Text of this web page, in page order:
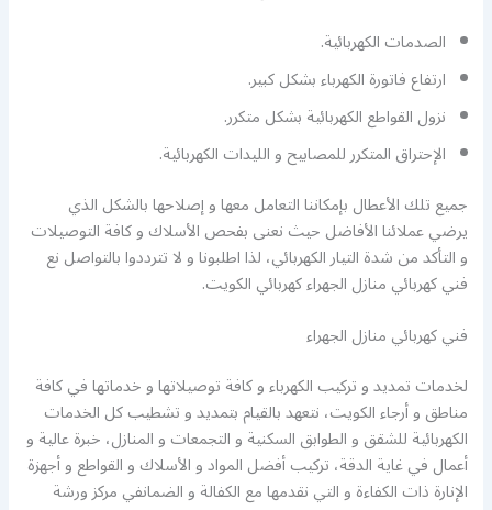
الصدمات الكهربائية.
ارتفاع فاتورة الكهرباء بشكل كبير.
نزول القواطع الكهربائية بشكل متكرر.
الإحتراق المتكرر للمصابيح و الليدات الكهربائية.
جميع تلك الأعطال بإمكاننا التعامل معها و إصلاحها بالشكل الذي
يرضي عملائنا الأفاضل حيث نعنى بفحص الأسلاك و كافة التوصيلات
و التأكد من شدة التيار الكهربائي، لذا اطلبونا و لا تترددوا بالتواصل نع
فني كهربائي منازل الجهراء كهربائي الكويت.
فني كهربائي منازل الجهراء
لخدمات تمديد و تركيب الكهرباء و كافة توصيلاتها و خدماتها في كافة
مناطق و أرجاء الكويت، نتعهد بالقيام بتمديد و تشطيب كل الخدمات
الكهربائية للشقق و الطوابق السكنية و التجمعات و المنازل، خبرة عالية و
أعمال في غاية الدقة، تركيب أفضل المواد و الأسلاك و القواطع و أجهزة
الإنارة ذات الكفاءة و التي نقدمها مع الكفالة و الضمانفي مركز ورشة